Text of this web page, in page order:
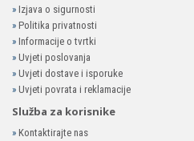
» Izjava o sigurnosti
» Politika privatnosti
» Informacije o tvrtki
» Uvjeti poslovanja
» Uvjeti dostave i isporuke
» Uvjeti povrata i reklamacije
Služba za korisnike
» Kontaktirajte nas